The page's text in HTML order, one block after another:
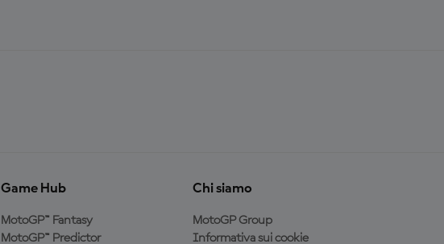
Game Hub
MotoGP™ Fantasy
MotoGP™ Predictor
Chi siamo
MotoGP Group
Informativa sui cookie